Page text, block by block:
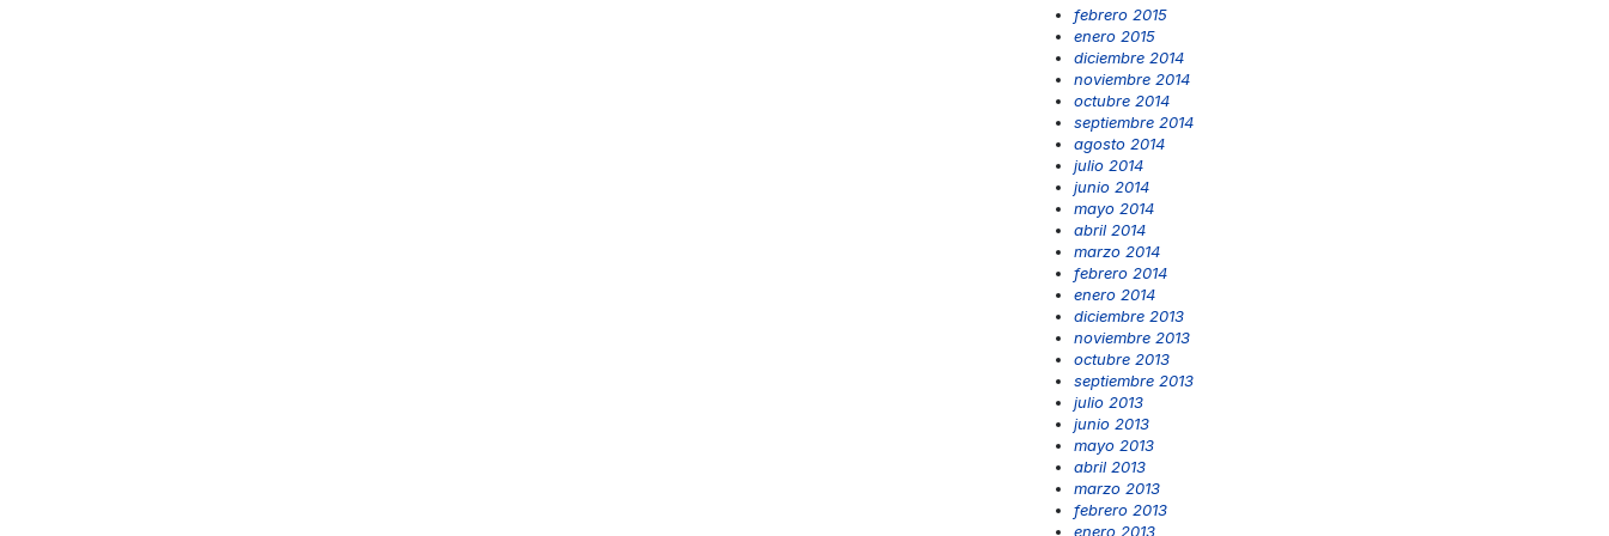
febrero 2015
enero 2015
diciembre 2014
noviembre 2014
octubre 2014
septiembre 2014
agosto 2014
julio 2014
junio 2014
mayo 2014
abril 2014
marzo 2014
febrero 2014
enero 2014
diciembre 2013
noviembre 2013
octubre 2013
septiembre 2013
julio 2013
junio 2013
mayo 2013
abril 2013
marzo 2013
febrero 2013
enero 2013